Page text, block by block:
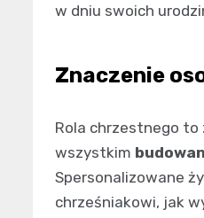
w dniu swoich
Znaczenie
Rola chrzestnego to
wszystkim
Spersonalizowane
chrześniakowi, jak